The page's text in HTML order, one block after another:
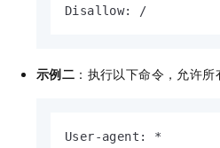
Disallow: /
示例二 ：执行以下命令，允许所
User-agent: *